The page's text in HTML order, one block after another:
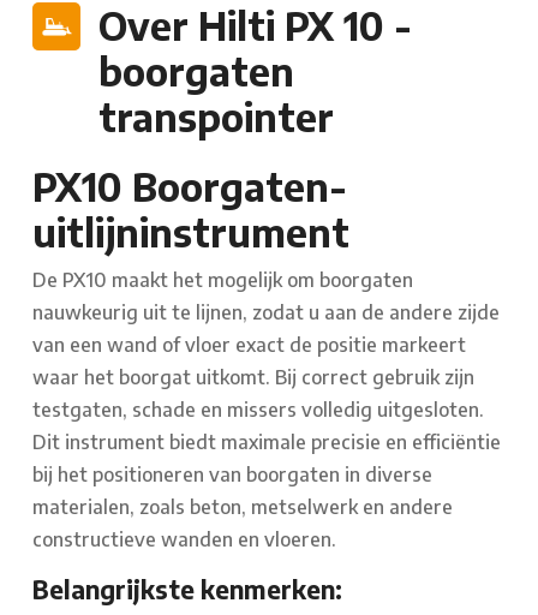
Over Hilti PX 10 -
boorgaten
transpointer
PX10 Boorgaten-
uitlijninstrument
De PX10 maakt het mogelijk om boorgaten
nauwkeurig uit te lijnen, zodat u aan de andere zijde
van een wand of vloer exact de positie markeert
waar het boorgat uitkomt. Bij correct gebruik zijn
testgaten, schade en missers volledig uitgesloten.
Dit instrument biedt maximale precisie en efficiëntie
bij het positioneren van boorgaten in diverse
materialen, zoals beton, metselwerk en andere
constructieve wanden en vloeren.
Belangrijkste kenmerken: